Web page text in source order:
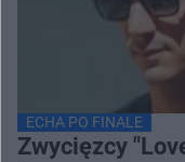
ECHA PO FINALE
Zwycięzcy "Love Island" w ogniu krytyki.